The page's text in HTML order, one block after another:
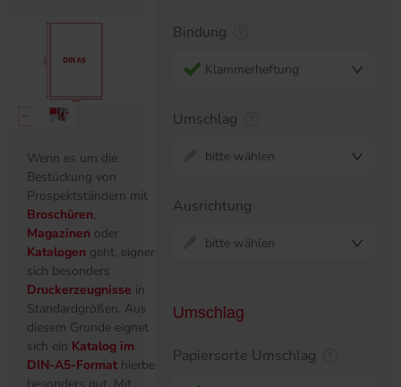
Wenn es um die
Bestückung von
Prospektständern mit
Broschüren,
Magazinen oder
Katalogen geht, eignen
sich besonders
Druckerzeugnisse in
Standardgrößen. Aus
diesem Grunde eignet
sich ein Katalog im
DIN-A5-Format hierbei
Bindung
Klammerheftung
Umschlag
bitte wählen
Ausrichtung
bitte wählen
Umschlag
Papiersorte Umschlag